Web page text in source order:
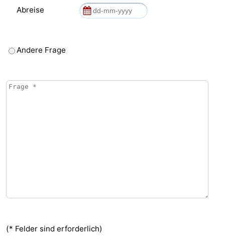
Abreise
Andere Frage
(* Felder sind erforderlich)